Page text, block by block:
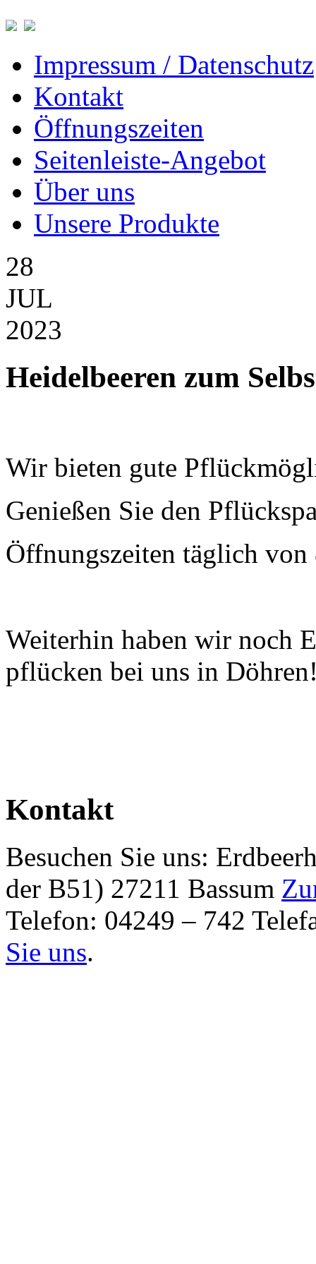
Impressum / Datenschutz
Kontakt
Öffnungszeiten
Seitenleiste-Angebot
Über uns
Unsere Produkte
28
JUL
2023
Heidelbeeren zum
Wir bieten gute
Genießen Sie den
Öffnungszeiten täglich
Weiterhin haben wir noch
pflücken bei uns in
Kontakt
Besuchen Sie uns:
der B51) 27211 Bassum
Telefon: 04249 – 742
Sie uns.